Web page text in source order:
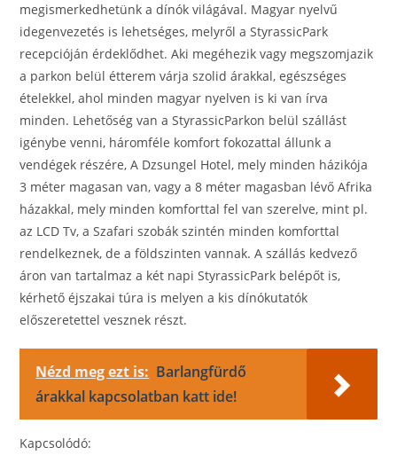
megismerkedhetünk a dínók világával. Magyar nyelvű
idegenvezetés is lehetséges, melyről a StyrassicPark
recepcióján érdeklődhet. Aki megéhezik vagy megszomjazik
a parkon belül étterem várja szolid árakkal, egészséges
ételekkel, ahol minden magyar nyelven is ki van írva
minden. Lehetőség van a StyrassicParkon belül szállást
igénybe venni, háromféle komfort fokozattal állunk a
vendégek részére, A Dzsungel Hotel, mely minden házikója
3 méter magasan van, vagy a 8 méter magasban lévő Afrika
házakkal, mely minden komforttal fel van szerelve, mint pl.
az LCD Tv, a Szafari szobák szintén minden komforttal
rendelkeznek, de a földszinten vannak. A szállás kedvező
áron van tartalmaz a két napi StyrassicPark belépőt is,
kérhető éjszakai túra is melyen a kis dínókutatók
előszeretettel vesznek részt.
Nézd meg ezt is: Barlangfürdő
árakkal kapcsolatban katt ide!
Kapcsolódó: